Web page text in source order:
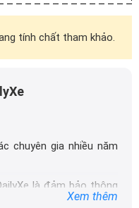
tính chất tham khảo.
chuyên gia nhiều năm
là đảm bảo thông
dailyxe.com.vn, thường
Xem thêm